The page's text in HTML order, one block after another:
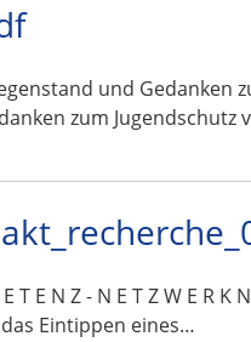
und
zum Jugendschutz
T E N Z - N E T Z W E R K
Eintippen eines…